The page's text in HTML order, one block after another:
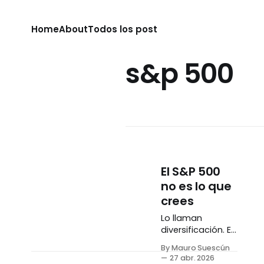
HomeAboutTodos los post
s&p 500
El S&P 500
no es lo que
crees
Lo llaman
diversificación. En
realidad es una
apuesta
By Mauro Suescún
27 abr. 2026